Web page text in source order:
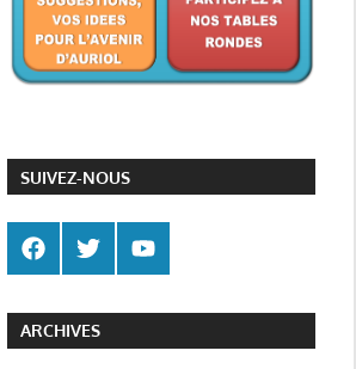
SUIVEZ-NOUS
ARCHIVES